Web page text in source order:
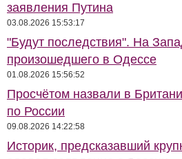
заявления Путина
03.08.2026 15:53:17
"Будут последствия". На
произошедшего в Одессе
01.08.2026 15:56:52
Просчётом назвали в
по России
09.08.2026 14:22:58
Историк, предсказавший